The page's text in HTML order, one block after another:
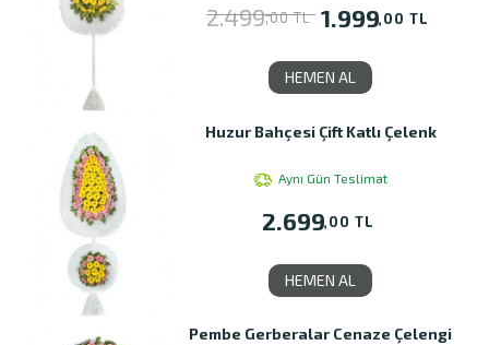
2.499,00 TL 1.999,00 TL
HEMEN AL
Huzur Bahçesi Çift Katlı Çelenk
Aynı Gün Teslimat
2.699,00 TL
HEMEN AL
Pembe Gerberalar Cenaze Çelengi